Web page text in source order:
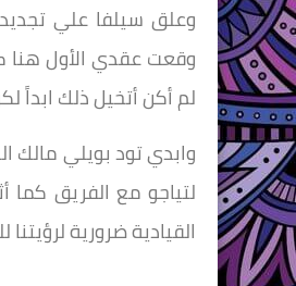
وعلق سيلفا علي تجديد
وقعت عقدي الأول هنا
لم أكن أتخيل ذلك ابداً
وابدي تود بويلي مالك
لتياجو مع الفريق
القيادية ضرورية